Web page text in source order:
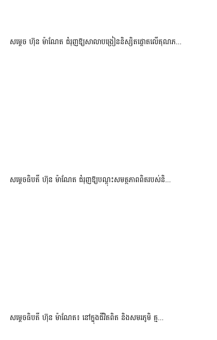
សម្តេច ហ៊ុន ម៉ាណែត ជំរុញឱ្យសាលាបង្រៀននិស្សិតផ្តោតលើគុណភ...
សម្តេចធិបតី ហ៊ុន ម៉ាណែត ជំរុញឱ្យបណ្តុះសមត្ថភាពពិតរបស់និ...
សម្តេចធិបតី ហ៊ុន ម៉ាណែត៖ នៅក្នុងជីវិតពិត និងសមរភូមិ គ្ម...